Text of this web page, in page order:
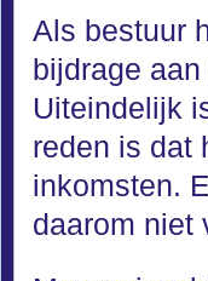
Als bestuur
bijdrage
Uiteindelijk
reden is dat
inkomsten.
daarom niet